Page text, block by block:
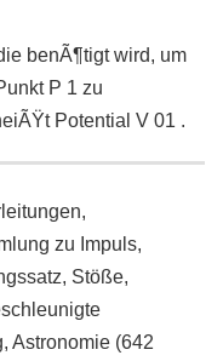
benÃ¶tigt wird, um
P 1 zu
Potential V 01 .
zu Impuls,
Stöße,
Astronomie (642